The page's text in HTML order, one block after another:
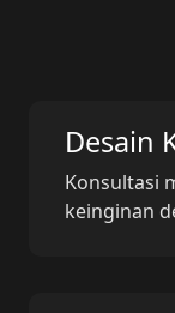
Desain
Konsultasi
keinginan